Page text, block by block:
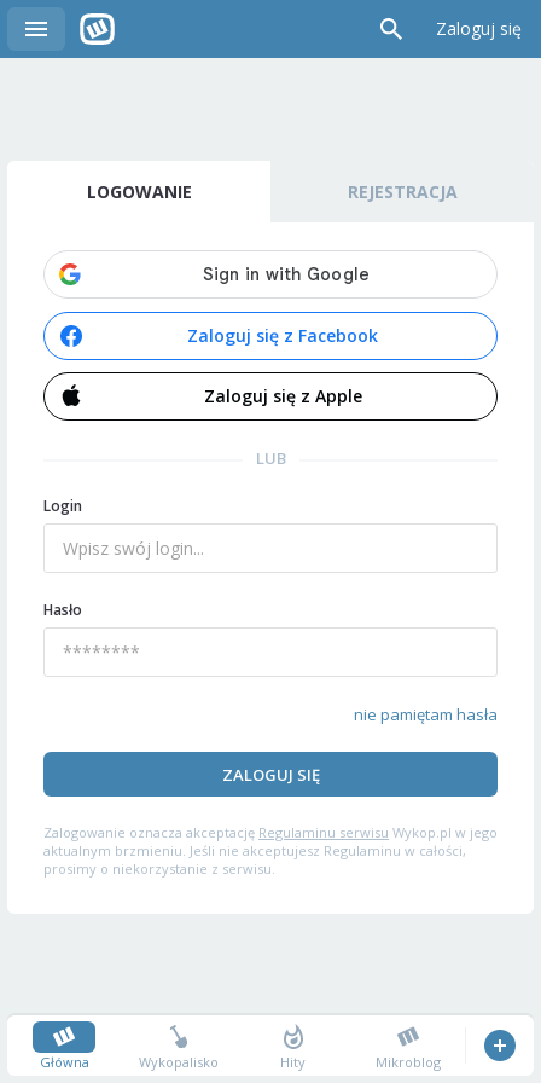
Zaloguj się
LOGOWANIE REJESTRACJA
Zaloguj się z Facebook
Zaloguj się z Apple
LUB
Login
Hasło
nie pamiętam hasła
ZALOGUJ SIĘ
Zalogowanie oznacza akceptację Regulaminu serwisu Wykop.pl w jego
aktualnym brzmieniu. Jeśli nie akceptujesz Regulaminu w całości,
prosimy o niekorzystanie z serwisu.
Główna Wykopalisko Hity Mikroblog